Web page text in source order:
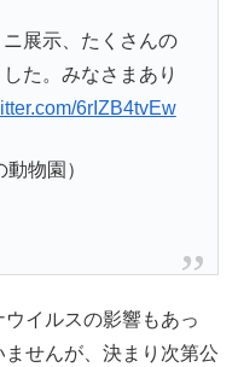
展示、たくさんの
た。みなさまあり
6rIZB4tvEw
物園）
イルスの影響もあっ
せんが、決まり次第公